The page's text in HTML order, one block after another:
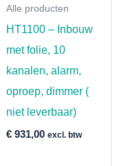
Alle producten
HT1100 – Inbouw
met folie, 10
kanalen, alarm,
oproep, dimmer (
niet leverbaar)
€931,00 excl. btw